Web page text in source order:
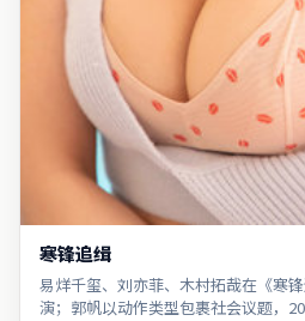
寒锋追缉
易烊千玺、刘亦菲、木村拓哉在《寒
演；郭帆以动作类型包裹社会议题，